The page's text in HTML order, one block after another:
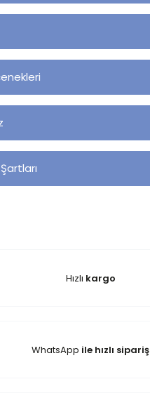
Hızlı kargo
WhatsApp ile hızlı sipariş